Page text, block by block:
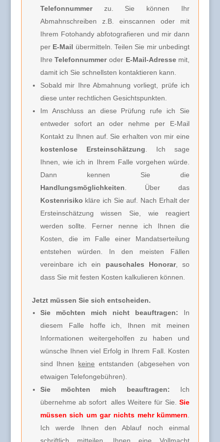
Telefonnummerzu. Sie können Ihr
Abmahnschreiben z.B. einscannen oder mit
Ihrem Fotohandy abfotografieren und mir dann
per E-Mail übermitteln. Teilen Sie mir unbedingt
IhreTelefonnummeroder E-Mail-Adressemit,
damit ich Sie schnellsten kontaktieren kann.
Sobald mir Ihre Abmahnung vorliegt, prüfe ich
diese unter rechtlichen Gesichtspunkten.
Im Anschluss an diese Prüfung rufe ich Sie
entweder sofort an oder nehme per E-Mail
Kontakt zu Ihnen auf. Sie erhalten von mir eine
kostenlose Ersteinschätzung . Ich sage
Ihnen, wie ich in Ihrem Falle vorgehen würde.
Dann kennen Sie die
Handlungsmöglichkeiten . Über das
Kostenrisiko kläre ich Sie auf. Nach Erhalt der
Ersteinschätzung wissen Sie, wie reagiert
werden sollte. Ferner nenne ich Ihnen die
Kosten, die im Falle einer Mandatserteilung
entstehen würden. In den meisten Fällen
vereinbare ich ein pauschales Honorar, so
dass Sie mit festen Kosten kalkulieren können.
Jetzt müssen Sie sich entscheiden.
Sie möchten mich nicht beauftragen: In
diesem Falle hoffe ich, Ihnen mit meinen
Informationen weitergeholfen zu haben und
wünsche Ihnen viel Erfolg in Ihrem Fall. Kosten
sind Ihnen keine entstanden (abgesehen von
etwaigen Telefongebühren).
Sie möchten mich beauftragen: Ich
übernehme ab sofort alles Weitere für Sie.Sie
müssen sich um gar nichts mehr kümmern
Ich werde Ihnen den Ablauf noch einmal
schriftlich mitteilen, Ihnen eine Vollmacht